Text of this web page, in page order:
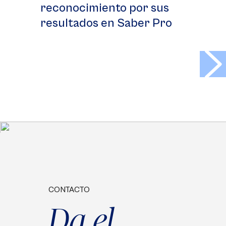
reconocimiento por sus
resultados en Saber Pro
CONTACTO